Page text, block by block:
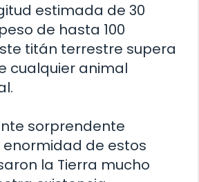
estimada de 30
de hasta 100
titán terrestre supera
cualquier animal
sorprendente
de estos
la Tierra mucho